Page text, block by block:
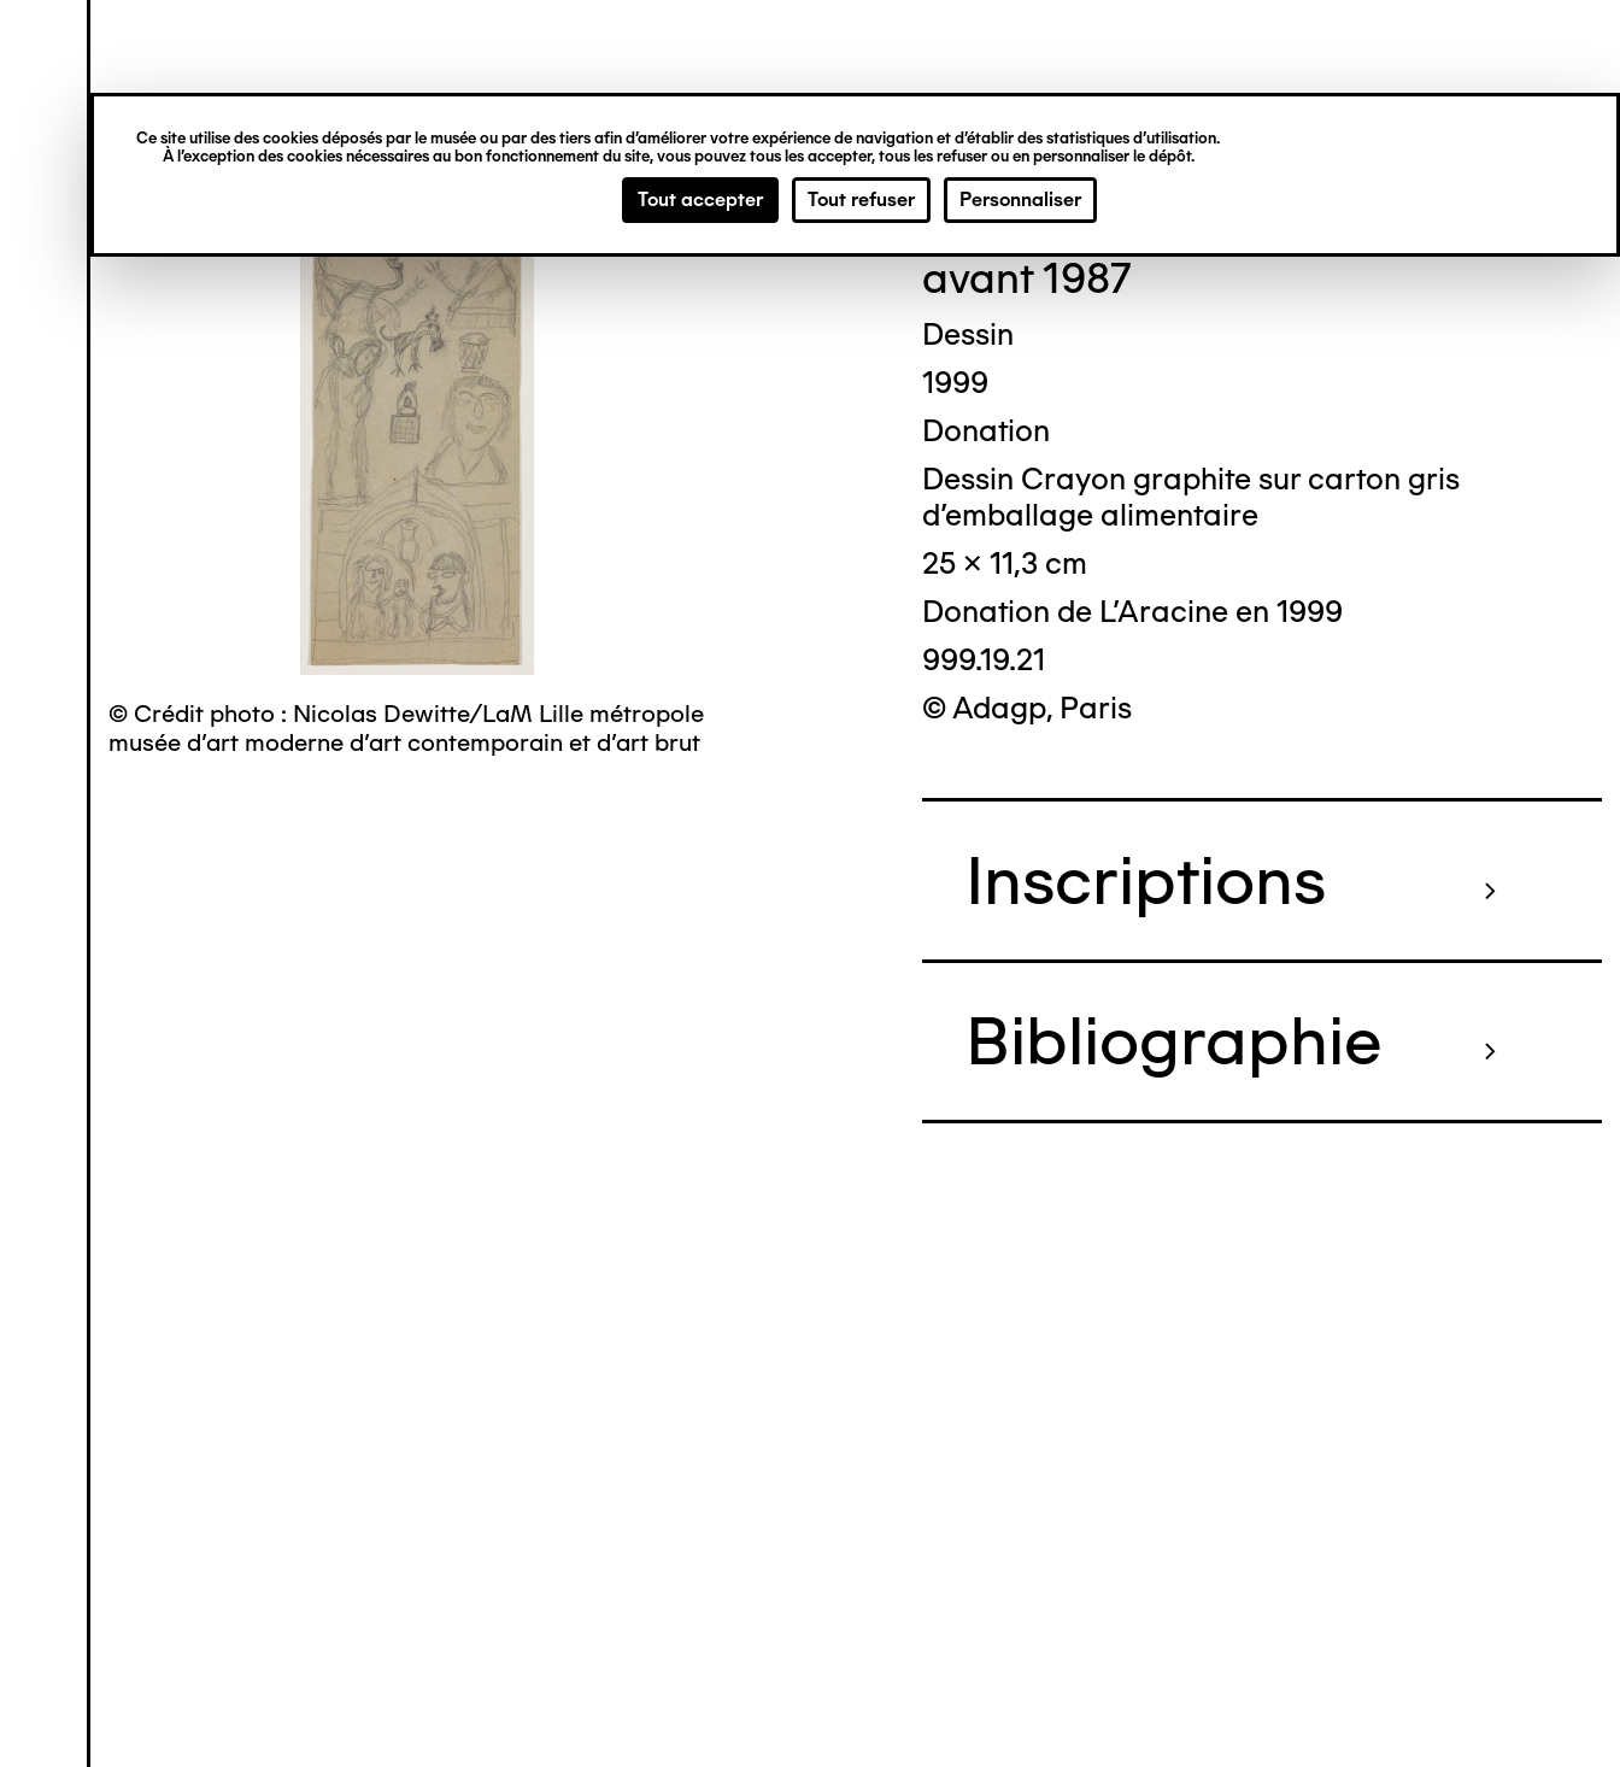
Ce site utilise des cookies déposés par le musée ou par des tiers afin d’améliorer votre expérience de navigation et d’établir des statistiques d’utilisation.
À l’exception des cookies nécessaires au bon fonctionnement du site, vous pouvez tous les accepter, tous les refuser ou en personnaliser le dépôt.
Tout accepter Tout refuser Personnaliser
principal
verticale
© Crédit photo : Nicolas Dewitte/LaM Lille métropole
musée d’art moderne d’art contemporain et d’art brut
Joseph BARBIERO
avant 1987
Dessin
1999
Donation
Dessin Crayon graphite sur carton gris
d'emballage alimentaire
25 x 11,3 cm
Donation de L'Aracine en 1999
999.19.21
© Adagp, Paris
Inscriptions
Bibliographie